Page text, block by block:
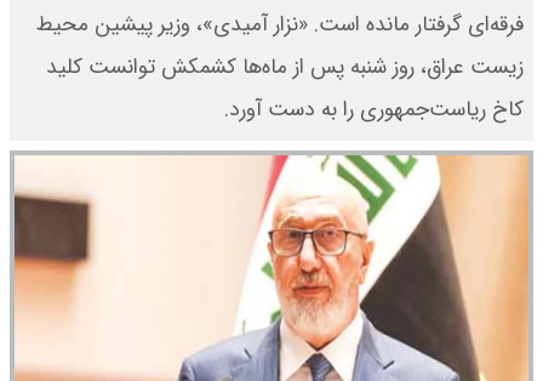
فرقه‌ای گرفتار مانده است. «نزار آمیدی»، وزیر پیشین محیط
زیست عراق، روز شنبه پس از ماه‌ها کشمکش توانست کلید
کاخ ریاست‌جمهوری را به دست آورد.